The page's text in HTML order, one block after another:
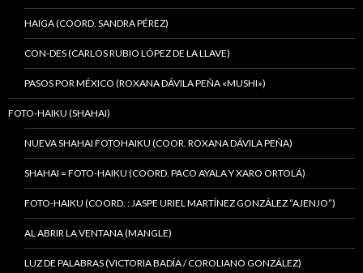
HAIGA (COORD. SANDRA PÉREZ)
CON-DES (CARLOS RUBIO LÓPEZ DE LA LLAVE)
PASOS POR MÉXICO (ROXANA DÁVILA PEÑA «MUSHI»)
FOTO-HAIKU (SHAHAI)
NUEVA SHAHAI FOTOHAIKU (COOR. ROXANA DÁVILA PEÑA)
SHAHAI = FOTO-HAIKU (COORD. PACO AYALA Y XARO ORTOLÁ)
FOTO-HAIKU (COORD. : JASPE URIEL MARTÍNEZ GONZÁLEZ “AJENJO”)
AL ABRIR LA VENTANA (MANGLE)
LUZ DE PALABRAS (VICTORIA BADÍA / COROLIANO GONZÁLEZ)